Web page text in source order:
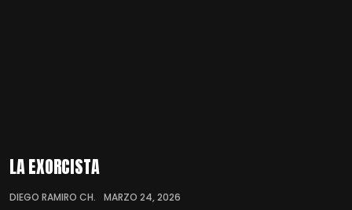
LA EXORCISTA
DIEGO RAMIRO CH. MARZO 24, 2026